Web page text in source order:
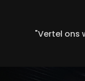
"Vertel ons